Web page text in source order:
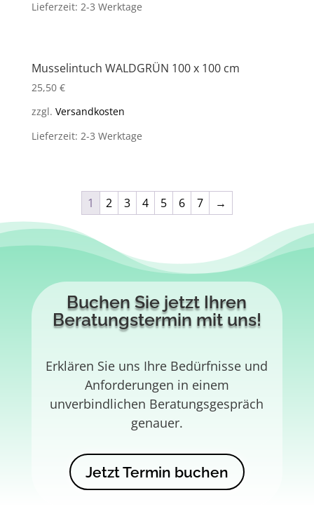
Lieferzeit: 2-3 Werktage
Musselintuch WALDGRÜN 100 x 100 cm
25,50 €
zzgl. Versandkosten
Lieferzeit: 2-3 Werktage
1 2 3 4 5 6 7 →
Buchen Sie jetzt Ihren
Beratungstermin mit uns!
Erklären Sie uns Ihre Bedürfnisse und
Anforderungen in einem
unverbindlichen Beratungsgespräch
genauer.
Jetzt Termin buchen